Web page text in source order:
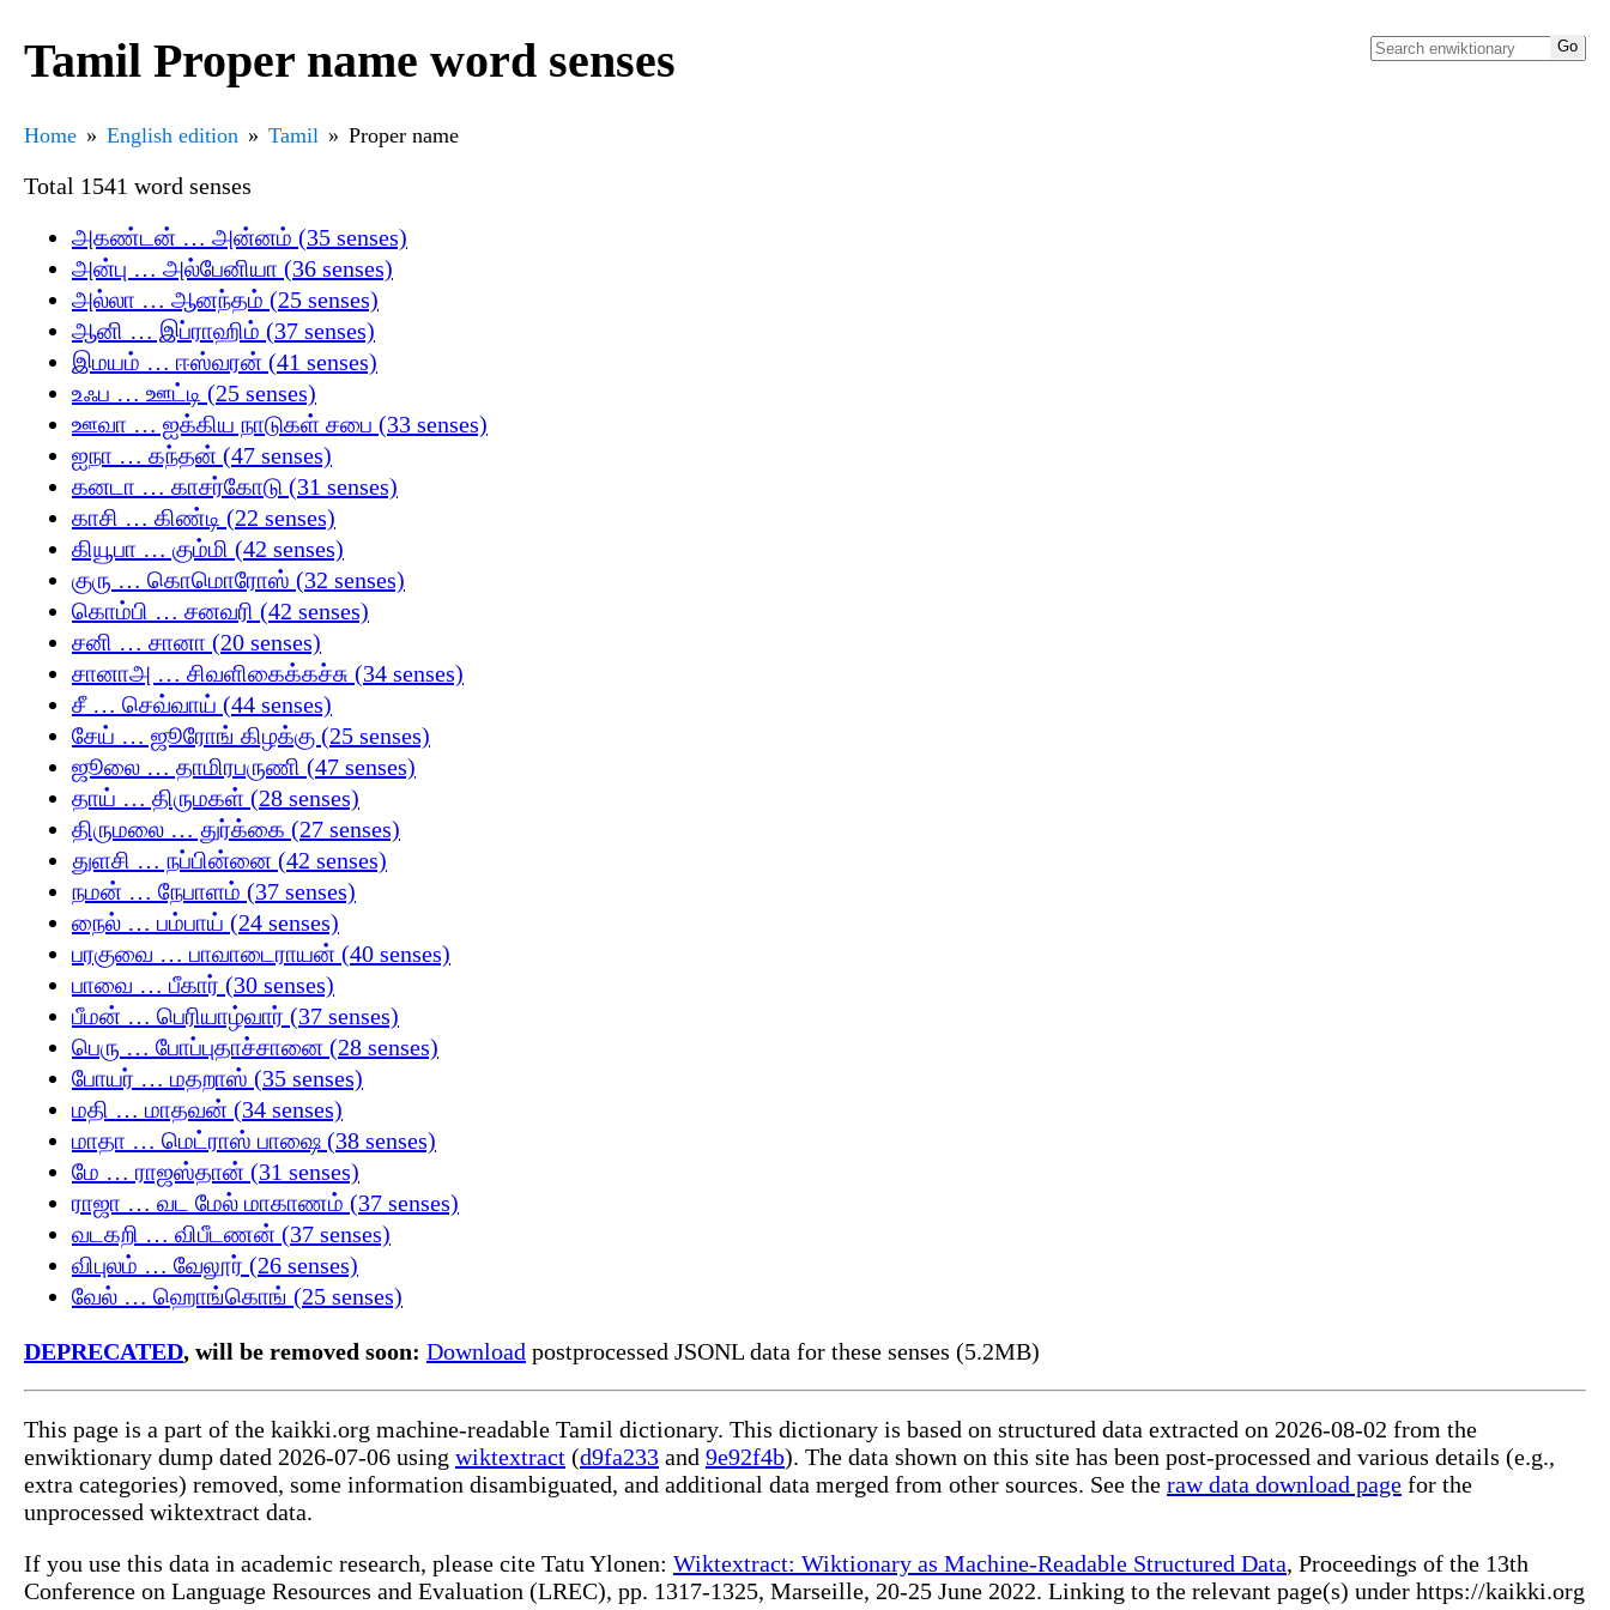
Tamil Proper name word senses
Home English edition Tamil Proper name
Total 1541 word senses
அகண்டன் … அன்னம் (35 senses)
அன்பு … அல்பேனியா (36 senses)
அல்லா … ஆனந்தம் (25 senses)
ஆனி … இப்ராஹிம் (37 senses)
இமயம் … ஈஸ்வரன் (41 senses)
உஃப … ஊட்டி (25 senses)
ஊவா … ஐக்கிய நாடுகள் சபை (33 senses)
ஐநா … கந்தன் (47 senses)
கனடா … காசர்கோடு (31 senses)
காசி … கிண்டி (22 senses)
கியூபா … கும்மி (42 senses)
குரு … கொமொரோஸ் (32 senses)
கொம்பி … சனவரி (42 senses)
சனி … சானா (20 senses)
சானாஅ … சிவளிகைக்கச்சு (34 senses)
சீ … செவ்வாய் (44 senses)
சேய் … ஜூரோங் கிழக்கு (25 senses)
ஜூலை … தாமிரபருணி (47 senses)
தாய் … திருமகள் (28 senses)
திருமலை … துர்க்கை (27 senses)
துளசி … நப்பின்னை (42 senses)
நமன் … நேபாளம் (37 senses)
நைல் … பம்பாய் (24 senses)
பரகுவை … பாவாடைராயன் (40 senses)
பாவை … பீகார் (30 senses)
பீமன் … பெரியாழ்வார் (37 senses)
பெரு … போப்புதாச்சானை (28 senses)
போயர் … மதறாஸ் (35 senses)
மதி … மாதவன் (34 senses)
மாதா … மெட்ராஸ் பாஷை (38 senses)
மே … ராஜஸ்தான் (31 senses)
ராஜா … வட மேல் மாகாணம் (37 senses)
வடகறி … விபீடணன் (37 senses)
விபுலம் … வேலூர் (26 senses)
வேல் … ஹொங்கொங் (25 senses)
DEPRECATED, will be removed soon: Download postprocessed JSONL data for these senses (5.2MB)
This page is a part of the kaikki.org machine-readable Tamil dictionary. This dictionary is based on structured data extracted on 2026-08-02 from the
enwiktionary dump dated 2026-07-06 using wiktextract (d9fa233 and 9e92f4b). The data shown on this site has been post-processed and various details (e.g.,
extra categories) removed, some information disambiguated, and additional data merged from other sources. See the raw data download page for the
unprocessed wiktextract data.
If you use this data in academic research, please cite Tatu Ylonen: Wiktextract: Wiktionary as Machine-Readable Structured Data, Proceedings of the 13th
Conference on Language Resources and Evaluation (LREC), pp. 1317-1325, Marseille, 20-25 June 2022. Linking to the relevant page(s) under https://kaikki.org